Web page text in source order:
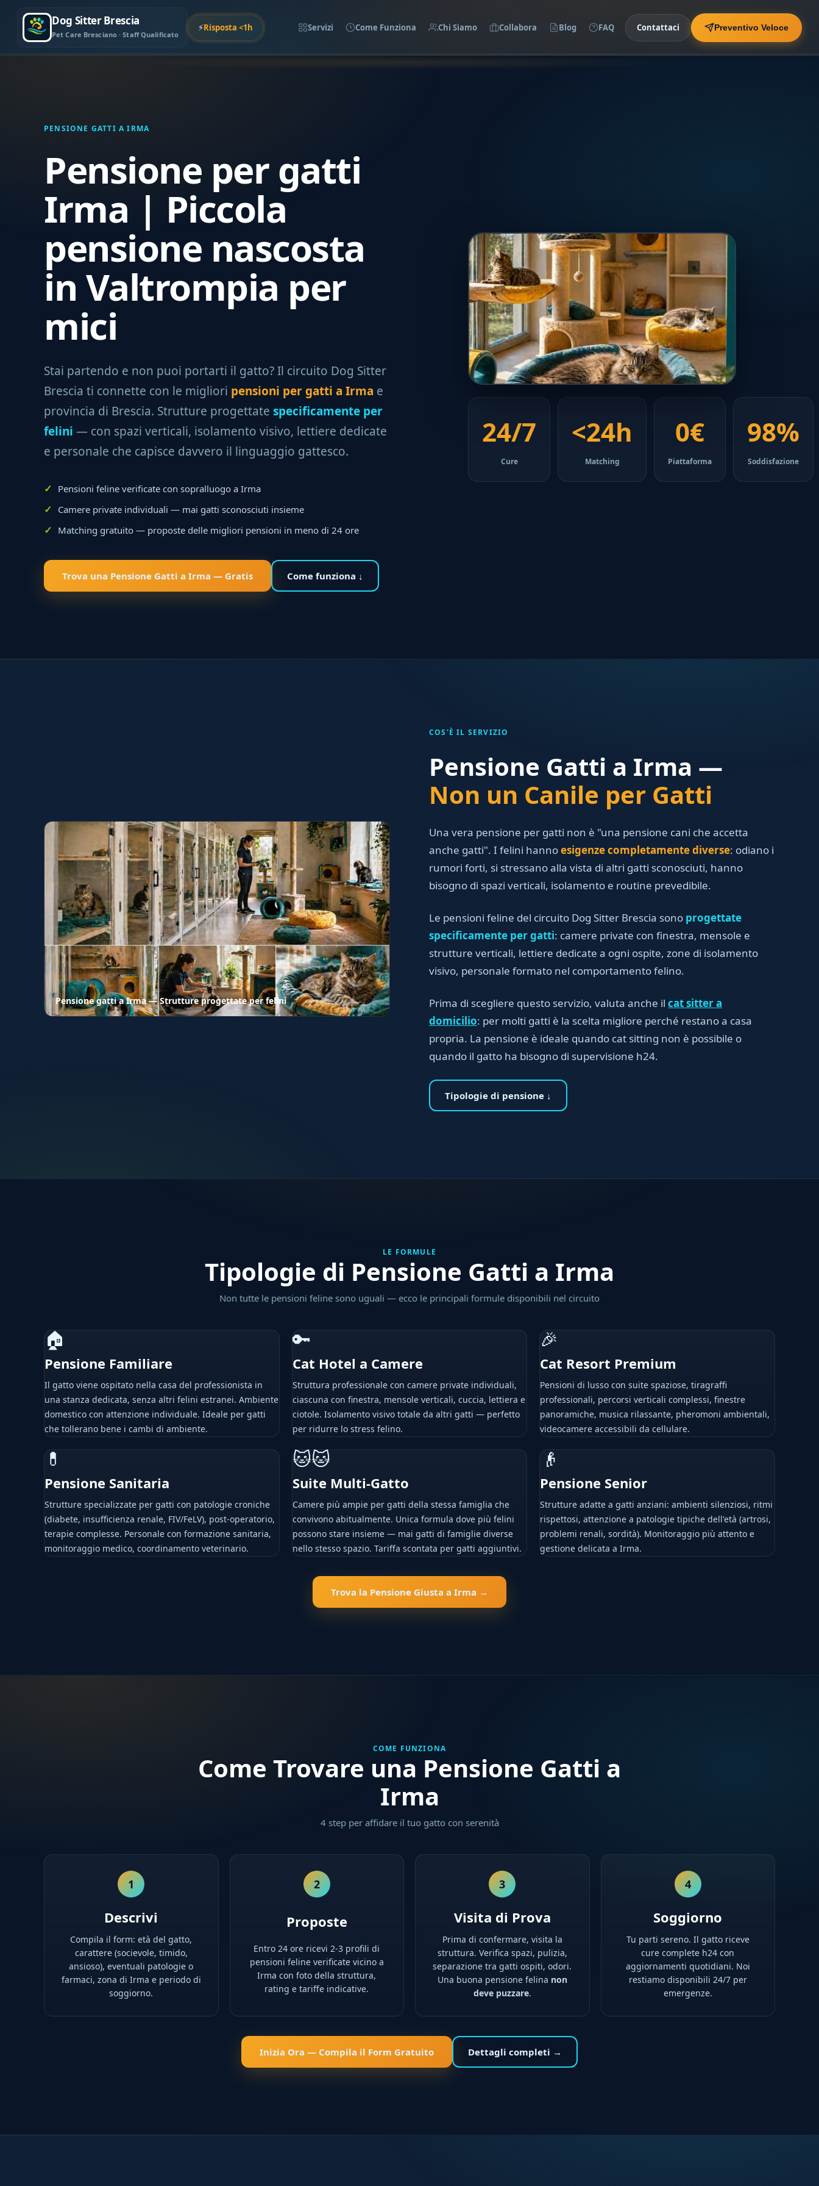
Dog Sitter Brescia
Pet Care Bresciano · Staff Qualificato
⚡Risposta <1h Servizi Come Funziona Chi Siamo Collabora Blog FAQ Contattaci Preventivo Veloce
PENSIONE GATTI A IRMA
Pensione per gatti
Irma | Piccola
pensione nascosta
in Valtrompia per
mici
Stai partendo e non puoi portarti il gatto? Il circuito Dog Sitter
Brescia ti connette con le migliori pensioni per gatti a Irma e
provincia di Brescia. Strutture progettate specificamente per
felini — con spazi verticali, isolamento visivo, lettiere dedicate
e personale che capisce davvero il linguaggio gattesco.
Pensioni feline verificate con sopralluogo a Irma
Camere private individuali — mai gatti sconosciuti insieme
Matching gratuito — proposte delle migliori pensioni in meno di 24 ore
Trova una Pensione Gatti a Irma — Gratis Come funziona ↓
24/7
Cure
<24h
Matching
0€
Piattaforma
98%
Soddisfazione
Pensione gatti a Irma — Strutture progettate per felini
COS'È IL SERVIZIO
Pensione Gatti a Irma —
Non un Canile per Gatti
Una vera pensione per gatti non è "una pensione cani che accetta
anche gatti". I felini hannoesigenze completamente diverse: odiano i
rumori forti, si stressano alla vista di altri gatti sconosciuti, hanno
bisogno di spazi verticali, isolamento e routine prevedibile.
Le pensioni feline del circuito Dog Sitter Brescia sono progettate
specificamente per gatti: camere private con finestra, mensole e
strutture verticali, lettiere dedicate a ogni ospite, zone di isolamento
visivo, personale formato nel comportamento felino.
Prima di scegliere questo servizio, valuta anche il cat sitter a
domicilio: per molti gatti è la scelta migliore perché restano a casa
propria. La pensione è ideale quando cat sitting non è possibile o
quando il gatto ha bisogno di supervisione h24.
Tipologie di pensione ↓
LE FORMULE
Tipologie di Pensione Gatti a Irma
Non tutte le pensioni feline sono uguali — ecco le principali formule disponibili nel circuito
🏠
Pensione Familiare
Il gatto viene ospitato nella casa del professionista in
una stanza dedicata, senza altri felini estranei. Ambiente
domestico con attenzione individuale. Ideale per gatti
che tollerano bene i cambi di ambiente.
🔑
Cat Hotel a Camere
Struttura professionale con camere private individuali,
ciascuna con finestra, mensole verticali, cuccia, lettiera e
ciotole. Isolamento visivo totale da altri gatti — perfetto
per ridurre lo stress felino.
🎉
Cat Resort Premium
Pensioni di lusso con suite spaziose, tiragraffi
professionali, percorsi verticali complessi, finestre
panoramiche, musica rilassante, pheromoni ambientali,
videocamere accessibili da cellulare.
💊
Pensione Sanitaria
Strutture specializzate per gatti con patologie croniche
(diabete, insufficienza renale, FIV/FeLV), post-operatorio,
terapie complesse. Personale con formazione sanitaria,
monitoraggio medico, coordinamento veterinario.
🐱🐱
Suite Multi-Gatto
Camere più ampie per gatti della stessa famiglia che
convivono abitualmente. Unica formula dove più felini
possono stare insieme — mai gatti di famiglie diverse
nello stesso spazio. Tariffa scontata per gatti aggiuntivi.
👴
Pensione Senior
Strutture adatte a gatti anziani: ambienti silenziosi, ritmi
rispettosi, attenzione a patologie tipiche dell'età (artrosi,
problemi renali, sordità). Monitoraggio più attento e
gestione delicata a Irma.
Trova la Pensione Giusta a Irma →
COME FUNZIONA
Come Trovare una Pensione Gatti a
Irma
4 step per affidare il tuo gatto con serenità
1
Descrivi
Compila il form: età del gatto,
carattere (socievole, timido,
ansioso), eventuali patologie o
farmaci, zona di Irma e periodo di
soggiorno.
2
Proposte
Entro 24 ore ricevi 2-3 profili di
pensioni feline verificate vicino a
Irma con foto della struttura,
rating e tariffe indicative.
3
Visita di Prova
Prima di confermare, visita la
struttura. Verifica spazi, pulizia,
separazione tra gatti ospiti, odori.
Una buona pensione felina non
deve puzzare.
4
Soggiorno
Tu parti sereno. Il gatto riceve
cure complete h24 con
aggiornamenti quotidiani. Noi
restiamo disponibili 24/7 per
emergenze.
Inizia Ora — Compila il Form Gratuito Dettagli completi →